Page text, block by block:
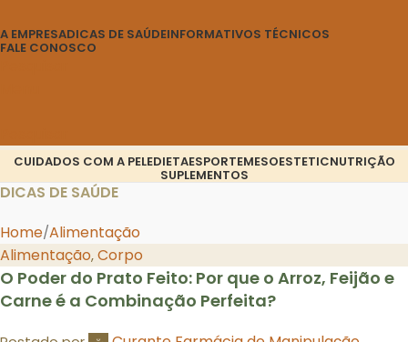
A EMPRESADICAS DE SAÚDEINFORMATIVOS TÉCNICOS
FALE CONOSCO
CUIDADOS COM A PELEDIETAESPORTEMESOESTETICNUTRIÇÃO
SUPLEMENTOS
DICAS DE SAÚDE
Home Alimentação
Alimentação,Corpo
O Poder do Prato Feito: Por que o Arroz, Feijão e
Carne é a Combinação Perfeita?